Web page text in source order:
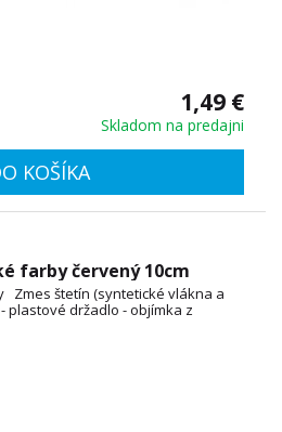
1,49 €
Skladom na predajni
KOŠÍKA
farby červený 10cm
Zmes štetín (syntetické vlákna a
plastové držadlo - objímka z